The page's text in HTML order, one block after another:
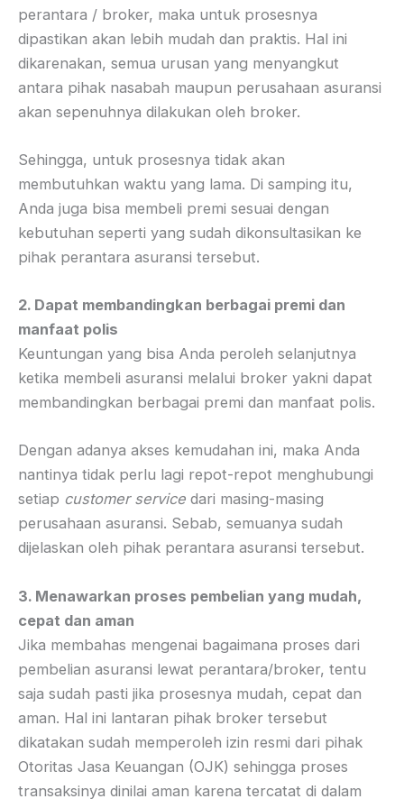
perantara / broker, maka untuk prosesnya
dipastikan akan lebih mudah dan praktis. Hal ini
dikarenakan, semua urusan yang menyangkut
antara pihak nasabah maupun perusahaan asuransi
akan sepenuhnya dilakukan oleh broker.
Sehingga, untuk prosesnya tidak akan
membutuhkan waktu yang lama. Di samping itu,
Anda juga bisa membeli premi sesuai dengan
kebutuhan seperti yang sudah dikonsultasikan ke
pihak perantara asuransi tersebut.
2. Dapat membandingkan berbagai premi dan
manfaat polis
Keuntungan yang bisa Anda peroleh selanjutnya
ketika membeli asuransi melalui broker yakni dapat
membandingkan berbagai premi dan manfaat polis.
Dengan adanya akses kemudahan ini, maka Anda
nantinya tidak perlu lagi repot-repot menghubungi
setiap customer service dari masing-masing
perusahaan asuransi. Sebab, semuanya sudah
dijelaskan oleh pihak perantara asuransi tersebut.
3. Menawarkan proses pembelian yang mudah,
cepat dan aman
Jika membahas mengenai bagaimana proses dari
pembelian asuransi lewat perantara/broker, tentu
saja sudah pasti jika prosesnya mudah, cepat dan
aman. Hal ini lantaran pihak broker tersebut
dikatakan sudah memperoleh izin resmi dari pihak
Otoritas Jasa Keuangan (OJK) sehingga proses
transaksinya dinilai aman karena tercatat di dalam